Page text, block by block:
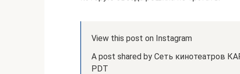
View this post on Instagram
A post shared by Сеть кинотеатров
PDT